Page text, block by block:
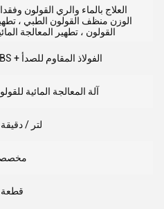
العلاج بالماء والري القولون
الوزن منظف القولون الطبي ،
القولون ، تطهير المعالجة
ABS + الفولاذ المقاوم للصدأ
آلة المعالجة المائية
2 لتر / دقيقة
1 قطعة